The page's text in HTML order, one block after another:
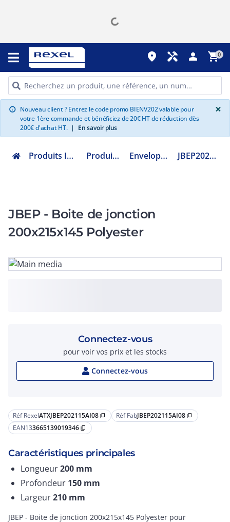
place handyman person shopping_cart0
info Nouveau client ? Entrez le code promo BIENV202 valable pour
votre 1ère commande et bénéficiez de 20€ HT de réduction dès
200€ d'achat HT. | En savoir plus
×
Produits Industriels Produits ATEX Enveloppe ATEX JBEP202115AI08
JBEP - Boite de jonction
200x215x145 Polyester
Réf RexelATXJBEP202115AI08 content_copy Réf FabJBEP202115AI08 content_copy
EAN133665139019346 content_copy
Caractéristiques principales
Longueur200 mm
Profondeur 150 mm
Largeur210 mm
JBEP - Boite de jonction 200x215x145 Polyester pour
Connectez-vous
pour voir vos prix et les stocks
Connectez-vous